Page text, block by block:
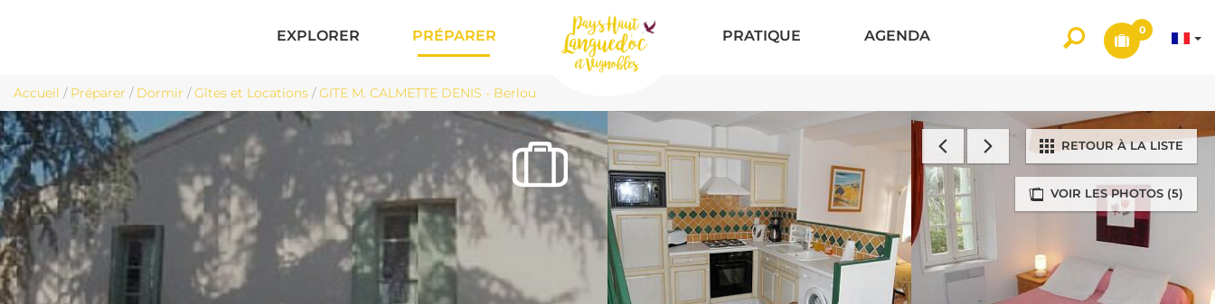
EXPLORER PRÉPARER PRATIQUE AGENDA 0
Accueil / Préparer / Dormir /Gîtes et Locations /GITE M. CALMETTE DENIS - Berlou
VOIR LES PHOTOS (5)
RETOUR À LA LISTE